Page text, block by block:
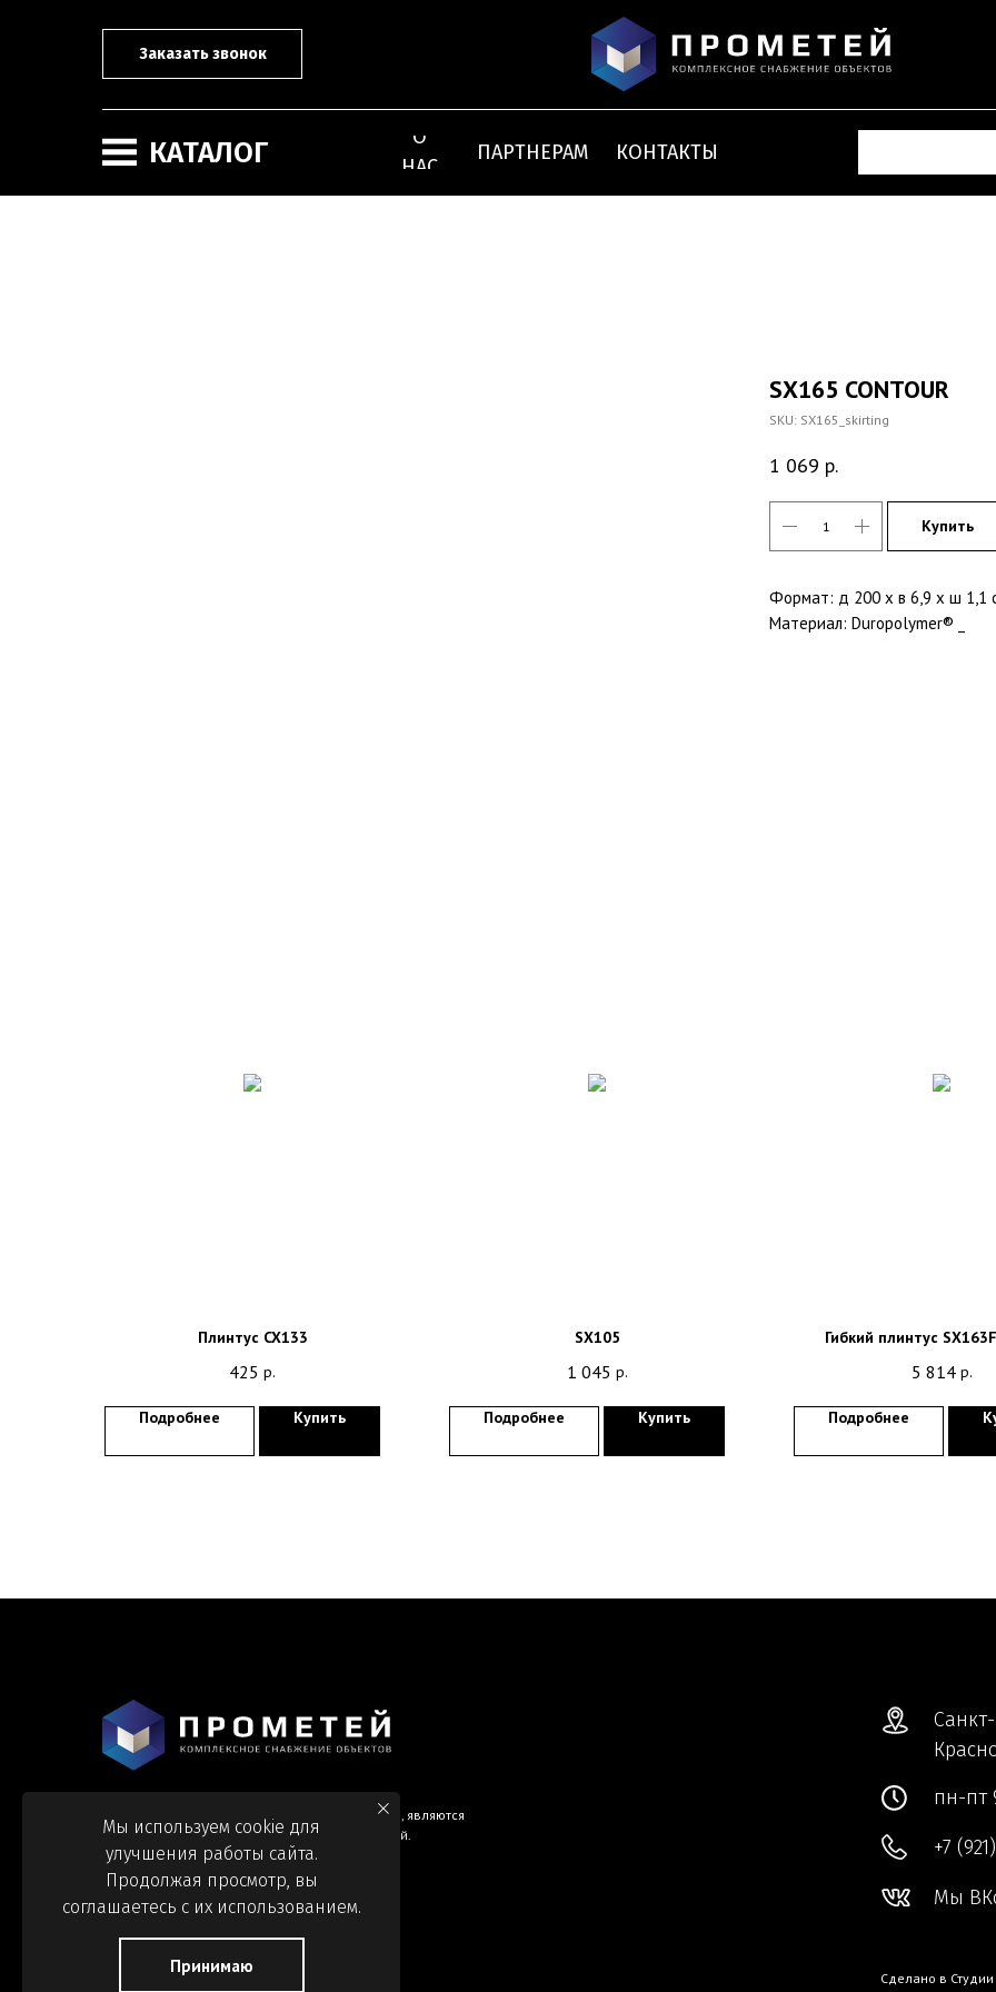
Заказать звонок
КАТАЛОГ
О
НАС
ПАРТНЕРАМ КОНТАКТЫ
SX165 CONTOUR
SKU: SX165_skirting
1 069 р.
Купить
Формат: д 200 x в 6,9 x ш 1,1
Материал: Duropolymer® _
Плинтус CX133
425 р.
Подробнее Купить
SX105
1 045 р.
Подробнее Купить
Гибкий плинтус
5 814 р.
Подробнее
Информация и цены, представленные на сайте, являются
справочными и не являются публичной офертой.
Санкт-
пн-пт
+7
Обработка персональных данных Сделано в
Мы
Мы используем cookie для
улучшения работы сайта.
Продолжая просмотр, вы
соглашаетесь с их использованием.
Принимаю